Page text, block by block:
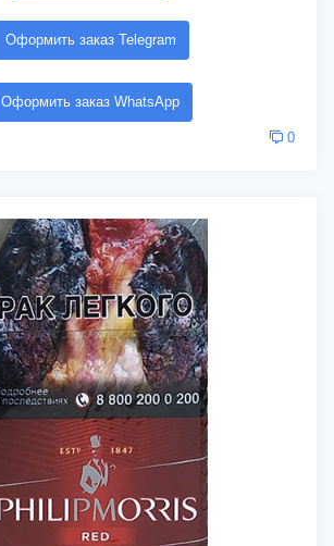
Оформить заказ Telegram
Оформить заказ WhatsApp
0